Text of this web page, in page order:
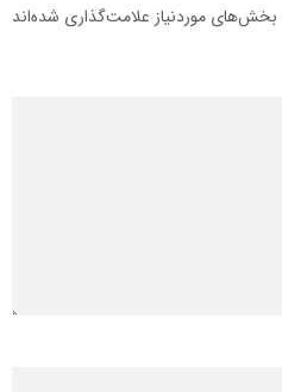
بخش‌های موردنیاز علامت‌گذاری شده‌اند